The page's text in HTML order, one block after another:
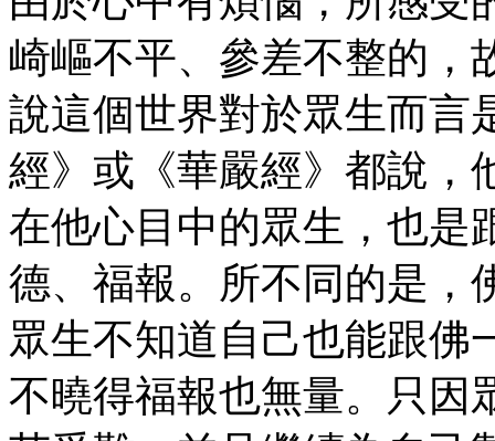
崎嶇不平、參差不整的，
說這個世界對於眾生而言
經》或《華嚴經》都說，
在他心目中的眾生，也是
德、福報。所不同的是，
眾生不知道自己也能跟佛
不曉得福報也無量。只因